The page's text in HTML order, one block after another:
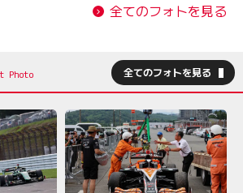
全てのフォトを見る
全てのフォトを見る